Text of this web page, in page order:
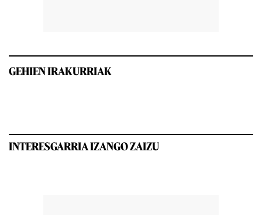
GEHIEN IRAKURRIAK
INTERESGARRIA IZANGO ZAIZU